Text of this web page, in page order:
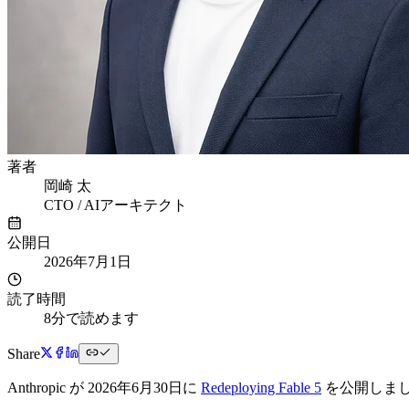
著者
岡崎 太
CTO / AIアーキテクト
公開日
2026年7月1日
読了時間
8分で読めます
Share
Anthropic が 2026年6月30日に Redeploying Fable 5 を公開しま